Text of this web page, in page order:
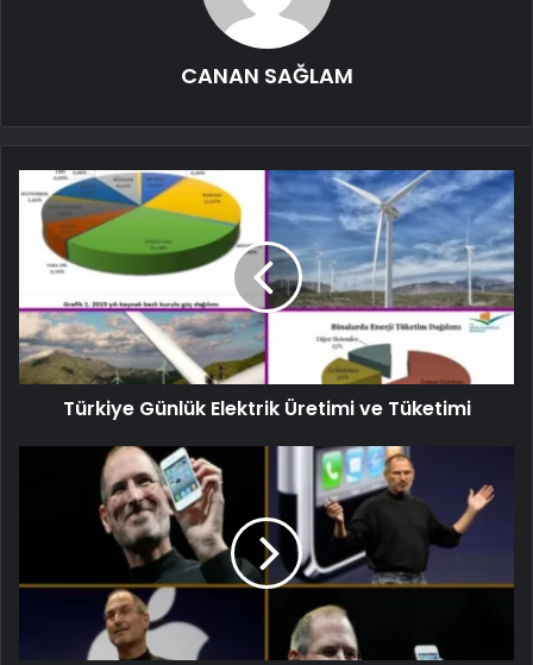
CANAN SAĞLAM
Türkiye Günlük Elektrik Üretimi ve Tüketimi